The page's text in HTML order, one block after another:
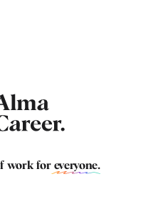
work for everyone.